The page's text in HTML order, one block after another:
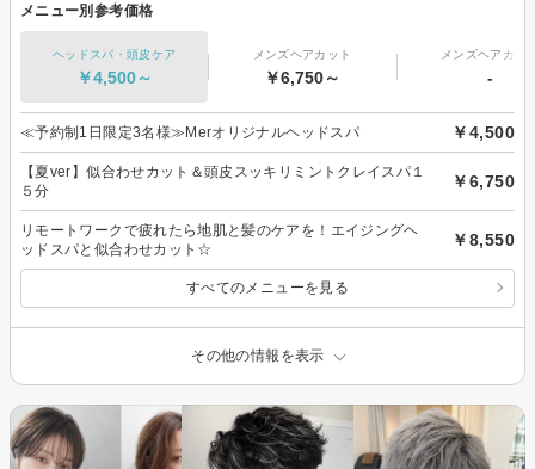
メニュー別参考価格
ヘッドスパ・頭皮ケア
￥4,500～
メンズヘアカット
￥6,750～
メンズヘアカラ
-
≪予約制1日限定3名様≫Merオリジナルヘッドスパ ￥4,500
【夏ver】似合わせカット＆頭皮スッキリミントクレイスパ１
５分
￥6,750
リモートワークで疲れたら地肌と髪のケアを！エイジングヘ
ッドスパと似合わせカット☆
￥8,550
すべてのメニューを見る
その他の情報を表示